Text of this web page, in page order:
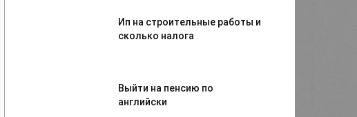
Ип на строительные работы и
сколько налога
Выйти на пенсию по
английски